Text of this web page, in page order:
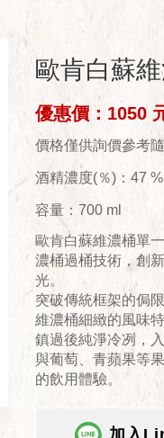
歐肯白蘇
優惠價：1050
價格僅供詢價參考
酒精濃度(％)：47 %
容量：700 ml
歐肯白蘇維濃桶單
濃桶過桶技術，創
光。
突破傳統框架的侷
維濃桶細緻的風味
鎮過後純淨冷冽，
與葡萄、青蘋果等
的飲用體驗。
加入